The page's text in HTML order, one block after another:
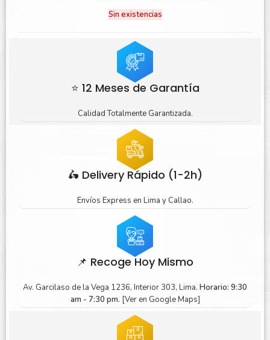
Sin existencias
⭐ 12 Meses de Garantía
Calidad Totalmente Garantizada.
🛵 Delivery Rápido (1-2h)
Envíos Express en Lima y Callao.
📌 Recoge Hoy Mismo
Av. Garcilaso de la Vega 1236, Interior 303, Lima. Horario: 9:30
am - 7:30 pm. [Ver en Google Maps]